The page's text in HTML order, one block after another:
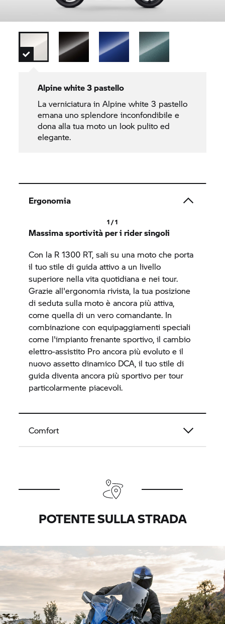
Alpine white 3 pastello
La verniciatura in Alpine white 3 pastello
emana uno splendore inconfondibile e
dona alla tua moto un look pulito ed
elegante.
Ergonomia
1 / 1
Massima sportività per i rider singoli
Con la R 1300 RT, sali su una moto che porta
il tuo stile di guida attivo a un livello
superiore nella vita quotidiana e nei tour.
Grazie all'ergonomia rivista, la tua posizione
di seduta sulla moto è ancora più attiva,
come quella di un vero comandante. In
combinazione con equipaggiamenti speciali
come l'impianto frenante sportivo, il cambio
elettro-assistito Pro ancora più evoluto e il
nuovo assetto dinamico DCA, il tuo stile di
guida diventa ancora più sportivo per tour
particolarmente piacevoli.
Comfort
POTENTE SULLA STRADA